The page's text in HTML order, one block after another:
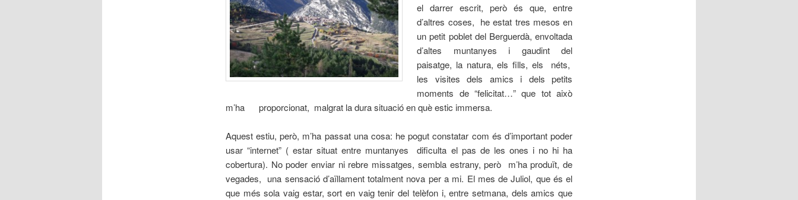
el darrer escrit, però és que, entre
d’altres coses, he estat tres mesos en
un petit poblet del Berguerdà, envoltada
d’altes muntanyes i gaudint del
paisatge, la natura, els fills, els néts,
les visites dels amics i dels petits
moments de “felicitat…” que tot això
m’ha proporcionat, malgrat la dura situació en què estic immersa.
Aquest estiu, però, m’ha passat una cosa: he pogut constatar com és d’important poder
usar “internet” ( estar situat entre muntanyes dificulta el pas de les ones i no hi ha
cobertura). No poder enviar ni rebre missatges, sembla estrany, però m’ha produït, de
vegades, una sensació d’aïllament totalment nova per a mi. El mes de Juliol, que és el
que més sola vaig estar, sort en vaig tenir del telèfon i, entre setmana, dels amics que